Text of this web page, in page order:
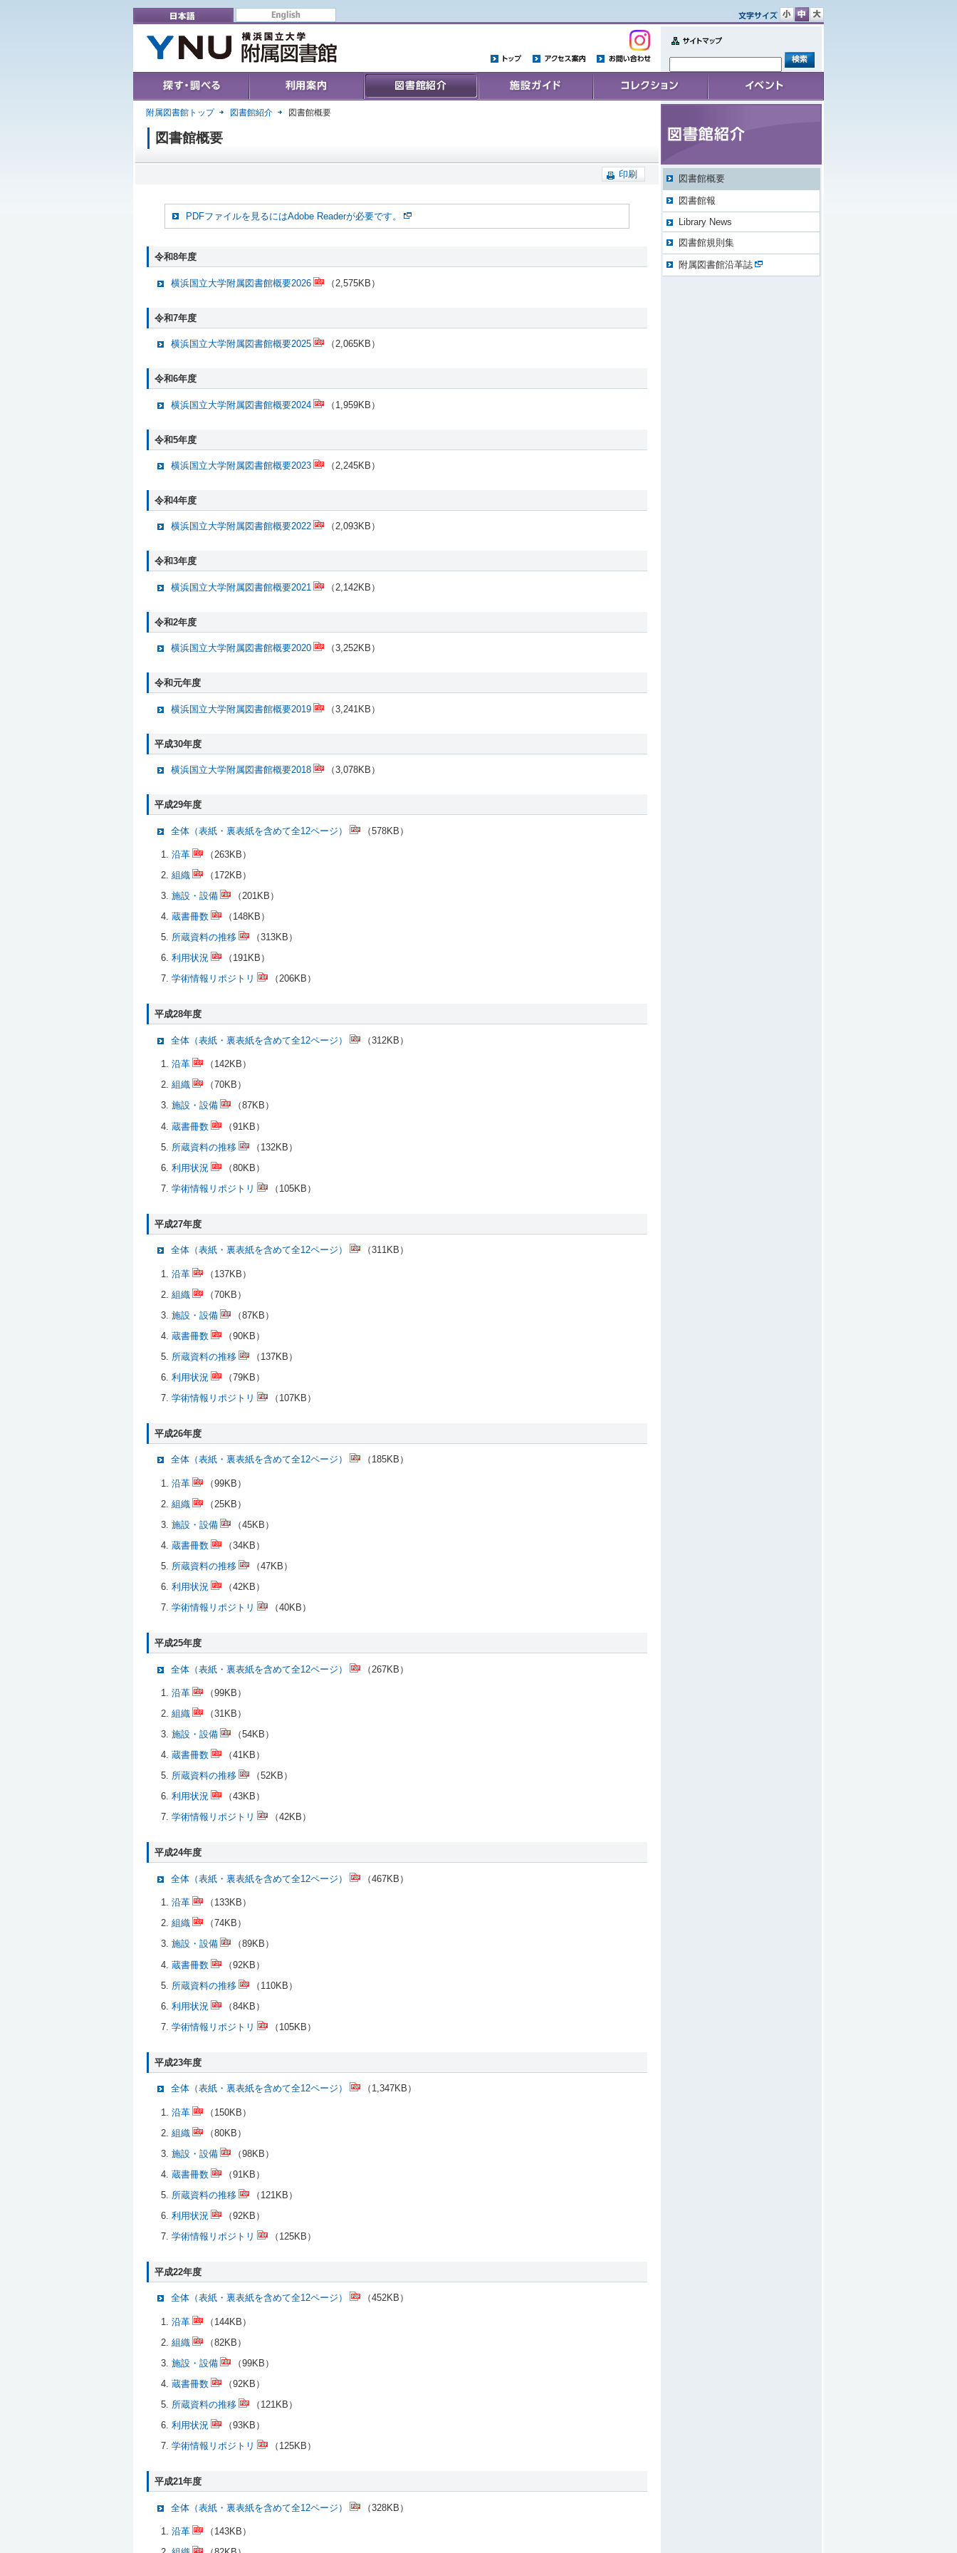
English
文
サ
イ
文
サ
イ
文
サ
イ
トップ
アクセス案内 お問い合わせ
Search & Find User's Guide イベント
附属図書館トップ 図書館紹介 図書館概要
図書館概要
印刷
PDFファイルを見るにはAdobe Readerが必要です。
令和8年度
横浜国立大学附属図書館概要2026 （2,575KB）
令和7年度
横浜国立大学附属図書館概要2025 （2,065KB）
令和6年度
横浜国立大学附属図書館概要2024 （1,959KB）
令和5年度
横浜国立大学附属図書館概要2023 （2,245KB）
令和4年度
横浜国立大学附属図書館概要2022 （2,093KB）
令和3年度
横浜国立大学附属図書館概要2021 （2,142KB）
令和2年度
横浜国立大学附属図書館概要2020 （3,252KB）
令和元年度
横浜国立大学附属図書館概要2019 （3,241KB）
平成30年度
横浜国立大学附属図書館概要2018 （3,078KB）
平成29年度
全体（表紙・裏表紙を含めて全12ページ） （578KB）
沿革
（263KB）
組織
（172KB）
施設・設備
（201KB）
蔵書冊数
（148KB）
所蔵資料の推移
（313KB）
利用状況
（191KB）
学術情報リポジトリ
（206KB）
平成28年度
全体（表紙・裏表紙を含めて全12ページ） （312KB）
沿革
（142KB）
組織
（70KB）
施設・設備
（87KB）
蔵書冊数
（91KB）
所蔵資料の推移
（132KB）
利用状況
（80KB）
学術情報リポジトリ
（105KB）
平成27年度
全体（表紙・裏表紙を含めて全12ページ） （311KB）
沿革
（137KB）
組織
（70KB）
施設・設備
（87KB）
蔵書冊数
（90KB）
所蔵資料の推移
（137KB）
利用状況
（79KB）
学術情報リポジトリ
（107KB）
平成26年度
全体（表紙・裏表紙を含めて全12ページ） （185KB）
沿革
（99KB）
組織
（25KB）
施設・設備
（45KB）
蔵書冊数
（34KB）
所蔵資料の推移
（47KB）
利用状況
（42KB）
学術情報リポジトリ
（40KB）
平成25年度
全体（表紙・裏表紙を含めて全12ページ） （267KB）
沿革
（99KB）
組織
（31KB）
施設・設備
（54KB）
蔵書冊数
（41KB）
所蔵資料の推移
（52KB）
利用状況
（43KB）
学術情報リポジトリ
（42KB）
平成24年度
全体（表紙・裏表紙を含めて全12ページ） （467KB）
沿革
（133KB）
組織
（74KB）
施設・設備
（89KB）
蔵書冊数
（92KB）
所蔵資料の推移
（110KB）
利用状況
（84KB）
学術情報リポジトリ
（105KB）
平成23年度
全体（表紙・裏表紙を含めて全12ページ） （1,347KB）
沿革
（150KB）
組織
（80KB）
施設・設備
（98KB）
蔵書冊数
（91KB）
所蔵資料の推移
（121KB）
利用状況
（92KB）
学術情報リポジトリ
（125KB）
平成22年度
全体（表紙・裏表紙を含めて全12ページ） （452KB）
沿革
（144KB）
組織
（82KB）
施設・設備
（99KB）
蔵書冊数
（92KB）
所蔵資料の推移
（121KB）
利用状況
（93KB）
学術情報リポジトリ
（125KB）
平成21年度
全体（表紙・裏表紙を含めて全12ページ） （328KB）
沿革
（143KB）
図書館概要
図書館報
Library News
図書館規則集
附属図書館沿革誌